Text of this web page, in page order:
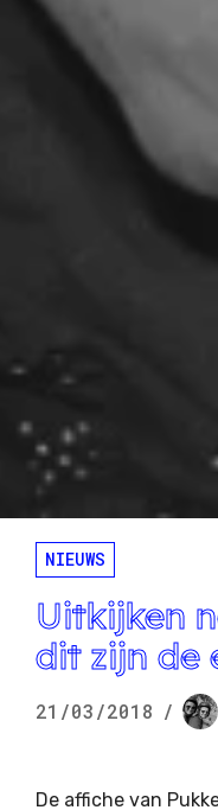
NIEUWS
Uitkijken
dit zijn de
21/03/2018 /
De affiche van